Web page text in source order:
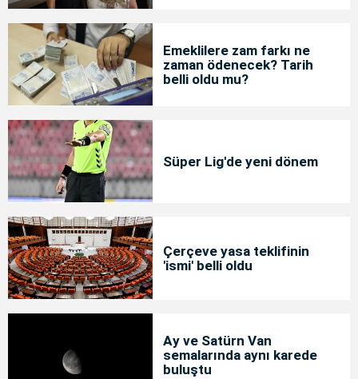
Emeklilere zam farkı ne
zaman ödenecek? Tarih
belli oldu mu?
Süper Lig'de yeni dönem
Çerçeve yasa teklifinin
'ismi' belli oldu
Ay ve Satürn Van
semalarında aynı karede
buluştu